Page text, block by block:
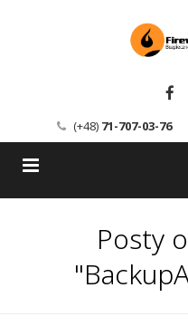
(+48) 71-707-03-76
Posty